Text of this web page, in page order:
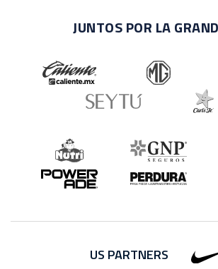
JUNTOS POR LA
US PARTNERS